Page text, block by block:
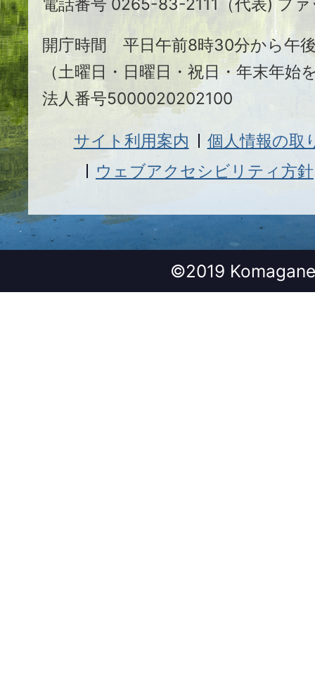
市
電話番号 0265-83-2111（代表) フ
開庁時間 平日午前8時30分から午
（土曜日・日曜日・祝日・年末年始
法人番号5000020202100
サイト利用案内
個人情報の取
ウェブアクセシビリティ方針
©2019